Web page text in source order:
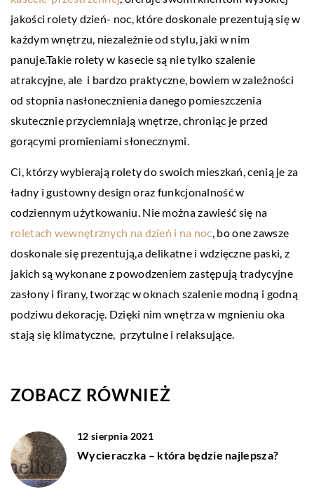
jakości rolety dzień- noc, które doskonale prezentują się w
każdym wnętrzu, niezależnie od stylu, jaki w nim
panuje.Takie rolety w kasecie są nie tylko szalenie
atrakcyjne, ale i bardzo praktyczne, bowiem w zależności
od stopnia nasłonecznienia danego pomieszczenia
skutecznie przyciemniają wnętrze, chroniąc je przed
gorącymi promieniami słonecznymi.
Ci, którzy wybierają rolety do swoich mieszkań, cenią je za
ładny i gustowny design oraz funkcjonalność w
codziennym użytkowaniu. Nie można zawieść się na
roletach wewnętrznych na dzień i na noc, bo one zawsze
doskonale się prezentują,a delikatne i wdzięczne paski, z
jakich są wykonane z powodzeniem zastępują tradycyjne
zasłony i firany, tworząc w oknach szalenie modną i godną
podziwu dekorację. Dzięki nim wnętrza w mgnieniu oka
stają się klimatyczne, przytulne i relaksujące.
ZOBACZ RÓWNIEŻ
12 sierpnia 2021
Wycieraczka – która będzie najlepsza?